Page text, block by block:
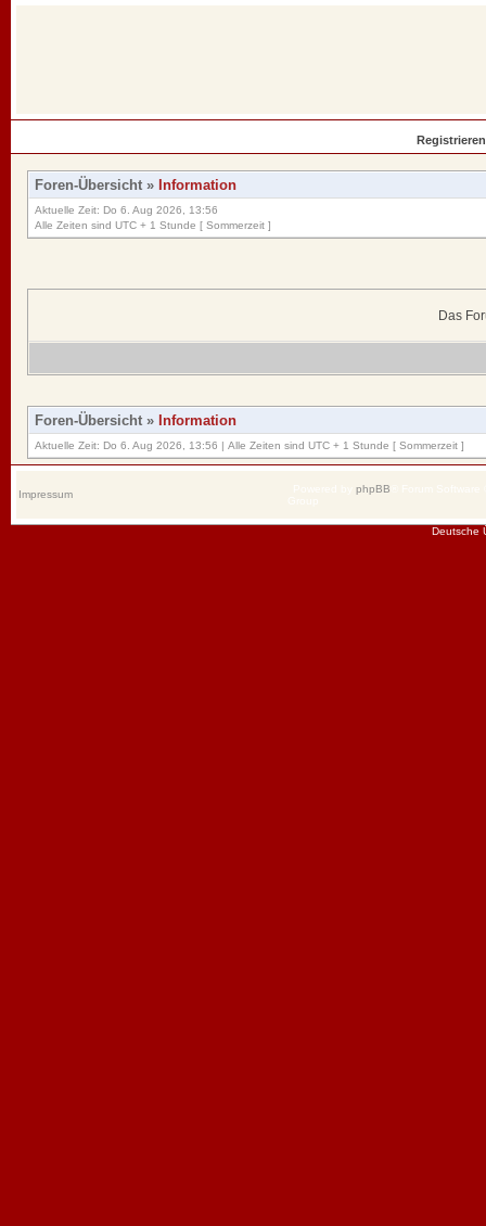
Registrieren
Foren-Übersicht » Information
Aktuelle Zeit: Do 6. Aug 2026, 13:56
Alle Zeiten sind UTC + 1 Stunde [ Sommerzeit ]
Das
Foren-Übersicht » Information
Aktuelle Zeit: Do 6. Aug 2026, 13:56 | Alle Zeiten sind UTC + 1 Stunde [ Sommerzeit ]
Impressum phpBB
Deutsche